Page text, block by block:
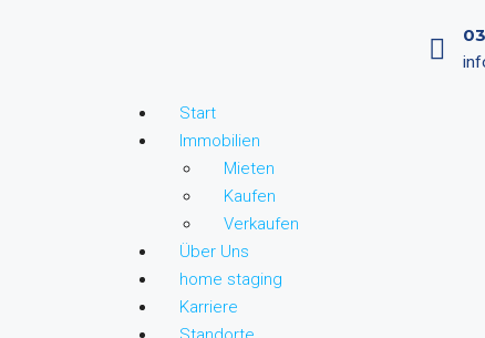
Start
Immobilien
Mieten
Kaufen
Verkaufen
Über Uns
home staging
Karriere